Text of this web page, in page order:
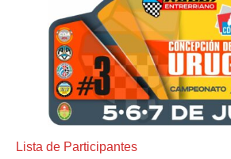
Lista de Participantes